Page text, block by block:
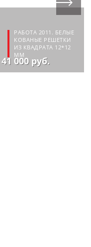
РАБОТА 2011. БЕЛЫЕ
КОВАНЫЕ РЕШЕТКИ
ИЗ КВАДРАТА 12*12
ММ
41 000 руб.